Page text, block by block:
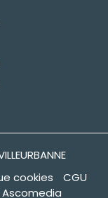
cookies
CGU
Ascomedia